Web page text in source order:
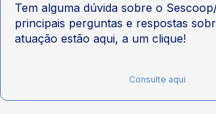
Tem alguma dúvida sobre o
principais perguntas e respostas
atuação estão aqui, a um clique!
Consulte aqui